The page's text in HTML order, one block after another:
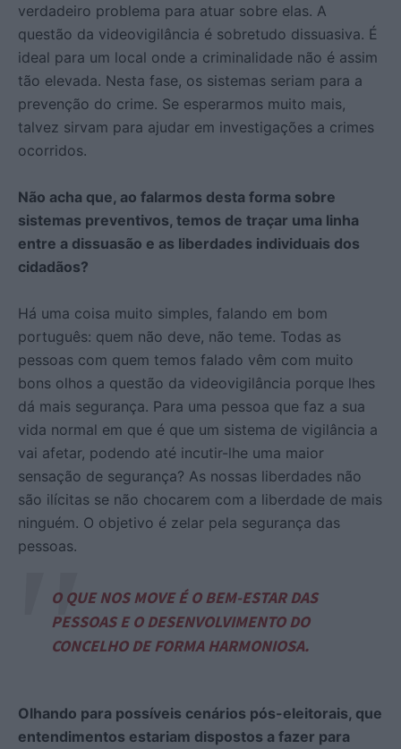
verdadeiro problema para atuar sobre elas. A
questão da videovigilância é sobretudo dissuasiva. É
ideal para um local onde a criminalidade não é assim
tão elevada. Nesta fase, os sistemas seriam para a
prevenção do crime. Se esperarmos muito mais,
talvez sirvam para ajudar em investigações a crimes
ocorridos.
Não acha que, ao falarmos desta forma sobre
sistemas preventivos, temos de traçar uma linha
entre a dissuasão e as liberdades individuais dos
cidadãos?
Há uma coisa muito simples, falando em bom
português: quem não deve, não teme. Todas as
pessoas com quem temos falado vêm com muito
bons olhos a questão da videovigilância porque lhes
dá mais segurança. Para uma pessoa que faz a sua
vida normal em que é que um sistema de vigilância a
vai afetar, podendo até incutir-lhe uma maior
sensação de segurança? As nossas liberdades não
são ilícitas se não chocarem com a liberdade de mais
ninguém. O objetivo é zelar pela segurança das
pessoas.
O QUE NOS MOVE É O BEM-ESTAR DAS
PESSOAS E O DESENVOLVIMENTO DO
CONCELHO DE FORMA HARMONIOSA.
Olhando para possíveis cenários pós-eleitorais, que
entendimentos estariam dispostos a fazer para